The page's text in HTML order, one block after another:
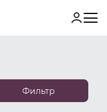
Фильтр